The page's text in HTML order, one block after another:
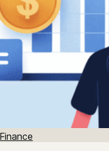
Finance